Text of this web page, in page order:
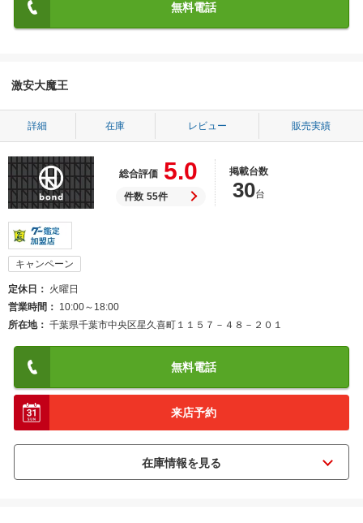
無料電話
激安大魔王
詳細 在庫 レビュー 販売実績
総合評価 5.0
件数 55件
掲載台数
30台
キャンペーン
定休日
火曜日
営業時間
10:00～18:00
所在地
千葉県千葉市中央区星久喜町１１５７－４８－２０１
無料電話
来店予約